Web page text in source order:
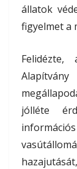
állatok
figyelmet a
jólléte